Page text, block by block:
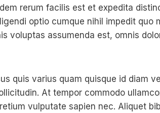
rerum facilis est et expedita
optio cumque nihil impedit quo
voluptas assumenda est, omnis
quis varius quam quisque id diam
At tempor commodo
vulputate sapien nec. Aliquet